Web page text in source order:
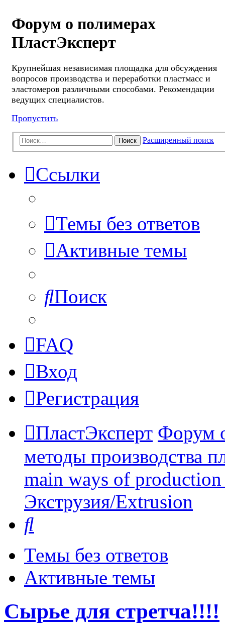
Форум о полимерах
ПластЭксперт
Крупнейшая независимая площадка для обсуждения
вопросов производства и переработки пластмасс и
эластомеров различными способами. Рекомендации
ведущих специалистов.
Пропустить
Поиск Расширенный поиск
Ссылки
Темы без ответов
Активные темы
Поиск
FAQ
Вход
Регистрация
ПластЭксперт Форум
методы производства
main ways of
Экструзия/Extrusion
Темы без ответов
Активные темы
Сырье для стретча!!!!